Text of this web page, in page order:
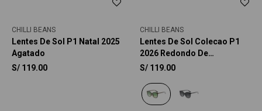
CHILLI BEANS
Lentes De Sol P1 Natal 2025
Agatado
S/ 119.00
CHILLI BEANS
Lentes De Sol Colecao P1
2026 Redondo De
Policarbonato
S/ 119.00